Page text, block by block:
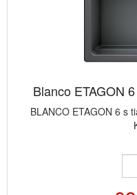
Blanco ETAGON
BLANCO ETAGON 6 s